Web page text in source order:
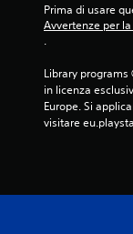
Prima di usare
Avvertenze per
.
Library
in licenza
Europe. Si
visitare